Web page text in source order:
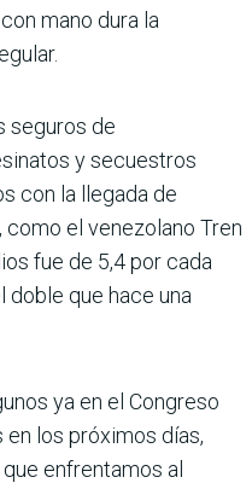
mano dura la
seguros de
y secuestros
con la llegada de
el venezolano Tren
fue de 5,4 por cada
doble que hace una
ya en el Congreso
en los próximos días,
enfrentamos al